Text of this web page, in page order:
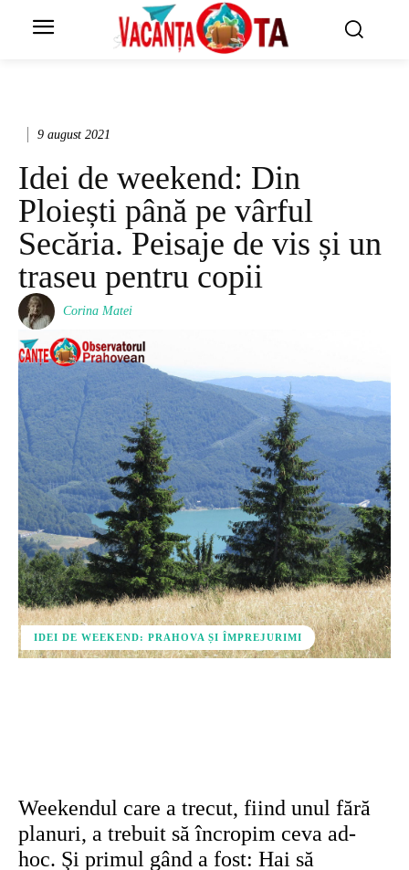
Corina Matei
9 august 2021
Idei de weekend: Din
Ploiești până pe vârful
Secăria. Peisaje de vis și un
traseu pentru copii
IDEI DE WEEKEND: PRAHOVA ȘI ÎMPREJURIMI
Weekendul care a trecut, fiind unul fără
planuri, a trebuit să încropim ceva ad-
hoc. Şi primul gând a fost: Hai să